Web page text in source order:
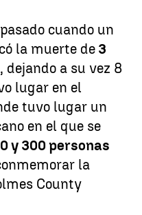
cuando un
la muerte de 3
, dejando a su vez 8
lugar en el
tuvo lugar un
en el que se
y 300 personas
la
County